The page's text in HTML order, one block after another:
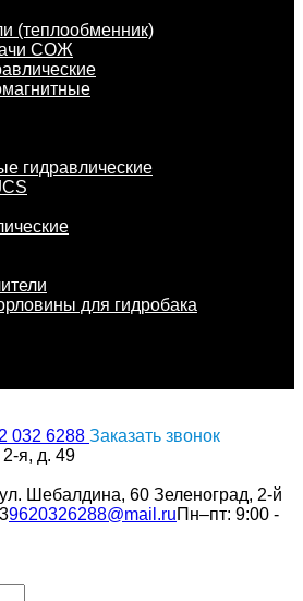
(теплообменник)
СОЖ
гидравлические
для гидробака
032 6288 Заказать звонок
я, д. 49
Шебалдина, 60 Зеленоград, 2-й
9620326288@mail.ruПн–пт: 9:00 -